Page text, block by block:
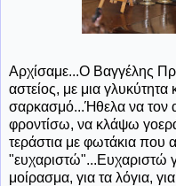
Αρχίσαμε...Ο Βαγγέλης
αστείος, με μια γλυκύτητα
σαρκασμό...Ήθελα να τον
φροντίσω, να κλάψω
τεράστια με φωτάκια που
"ευχαριστώ"...Ευχαριστώ
μοίρασμα, για τα λόγια,